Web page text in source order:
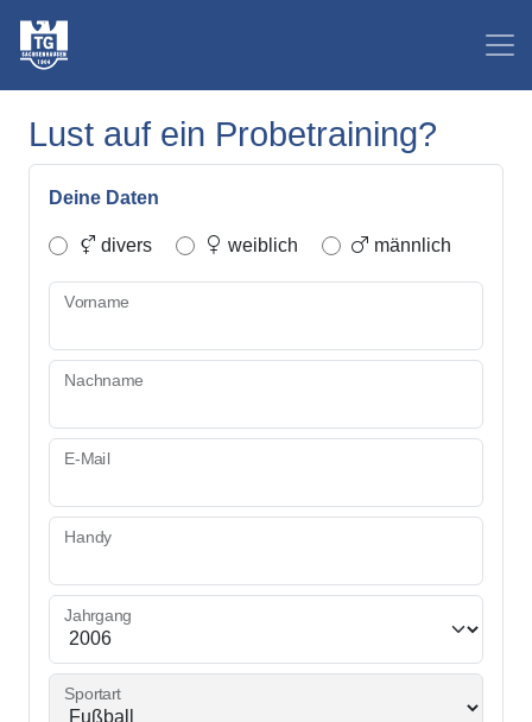
Lust auf ein Probetraining?
Deine Daten
divers weiblich männlich
Vorname
Nachname
E-Mail
Handy
Jahrgang
Sportart